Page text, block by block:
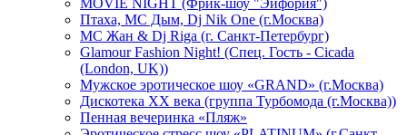
MOVIE NIGHT (Фрик-шоу "Эйфория")
Птаха, МС Дым, Dj Nik One (г.Москва)
МС Жан & Dj Riga (г. Санкт-Петербург)
Glamour Fashion Night! (Спец. Гость - Cicada
(London, UK))
Мужское эротическое шоу «GRAND» (г.Москва)
Дискотека XX века (группа Турбомода (г.Москва))
Пенная вечеринка «Пляж»